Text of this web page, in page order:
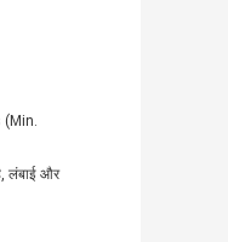
(Min.
लंबाई और